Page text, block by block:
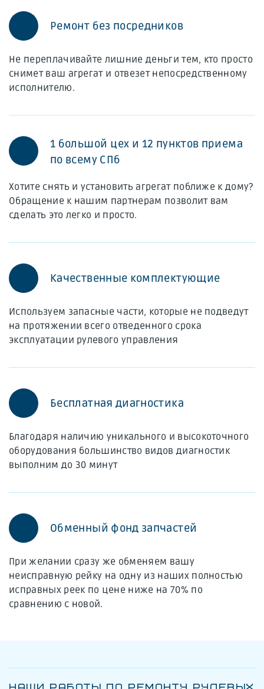
Ремонт без посредников
Не переплачивайте лишние деньги тем, кто просто
снимет ваш агрегат и отвезет непосредственному
исполнителю.
1 большой цех и 12 пунктов приема
по всему СПб
Хотите снять и установить агрегат поближе к дому?
Обращение к нашим партнерам позволит вам
сделать это легко и просто.
Качественные комплектующие
Используем запасные части, которые не подведут
на протяжении всего отведенного срока
эксплуатации рулевого управления
Бесплатная диагностика
Благодаря наличию уникального и высокоточного
оборудования большинство видов диагностик
выполним до 30 минут
Обменный фонд запчастей
При желании сразу же обменяем вашу
неисправную рейку на одну из наших полностью
исправных реек по цене ниже на 70% по
сравнению с новой.